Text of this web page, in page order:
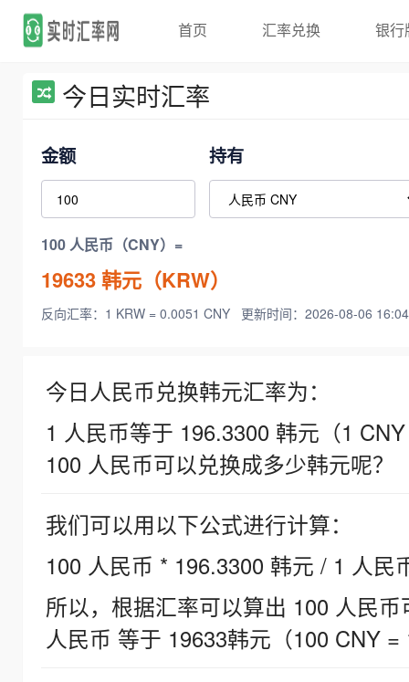
首页 汇率兑换 银行
今日实时汇率
金额 持有
100 人民币（CNY）=
19633韩元（KRW）
反向汇率：1 KRW = 0.0051 CNY 更新时间：2026-08-06
今日人民币兑换韩元汇率为：
1 人民币等于 196.3300 韩元（1
100 人民币可以兑换成多少韩元呢？
我们可以用以下公式进行计算：
100 人民币 * 196.3300 韩元 / 1 人民
所以，根据汇率可以算出 100 人民
人民币 等于 19633韩元（100 CNY =